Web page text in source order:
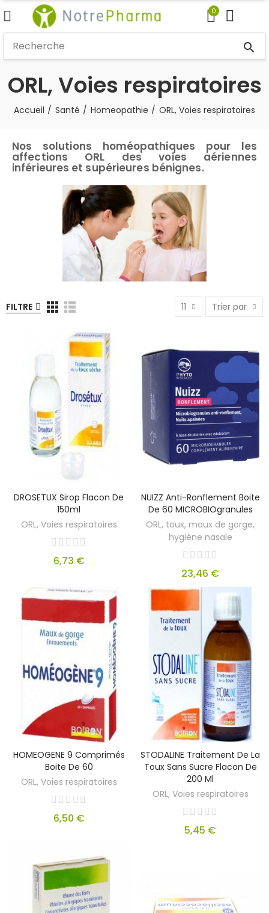
0
search
ORL, Voies respiratoires
Accueil Santé Homeopathie ORL, Voies respiratoires
Nos solutions homéopathiques pour les
affections ORL des voies aériennes
inférieures et supérieures bénignes.
FILTRE 11 Trier par
DROSETUX Sirop Flacon De
150ml
ORL, Voies respiratoires
6,73 €
NUIZZ Anti-Ronflement Boite
De 60 MICROBIOgranules
ORL, toux, maux de gorge,
hygiène nasale
23,46 €
HOMEOGENE 9 Comprimés
Boite De 60
ORL, Voies respiratoires
6,50 €
STODALINE Traitement De La
Toux Sans Sucre Flacon De
200 Ml
ORL, Voies respiratoires
5,45 €